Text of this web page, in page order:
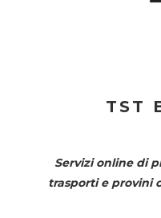
TST
Servizi online di
trasporti e provini